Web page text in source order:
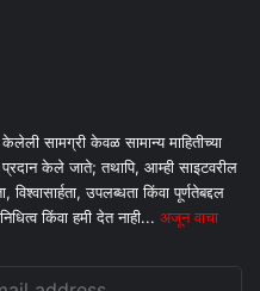
सामग्री केवळ सामान्य माहितीच्या
प्रदान केले जाते; तथापि, आम्ही साइटवरील
विश्वासार्हता, उपलब्धता किंवा पूर्णतेबद्दल
किंवा हमी देत ​​नाही... अजून वाचा